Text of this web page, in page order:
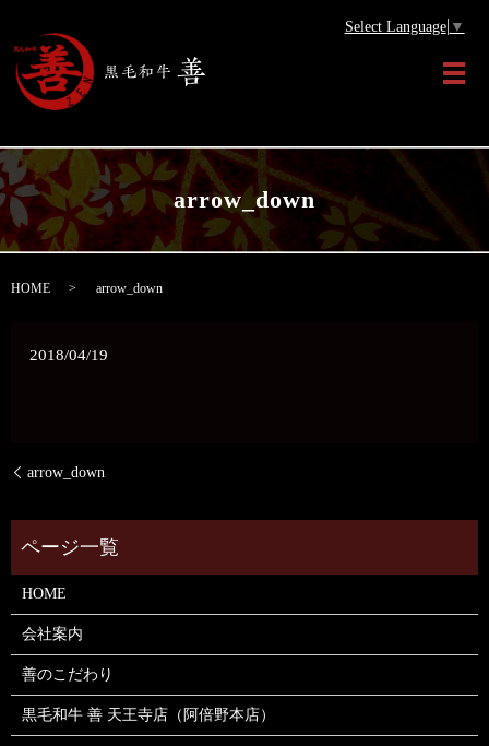
Select Language ▼
メ
arrow_down
HOME arrow_down
2018/04/19
arrow_down
HOME
会社案内
善のこだわり
黒毛和牛 善 天王寺店（阿倍野本店）